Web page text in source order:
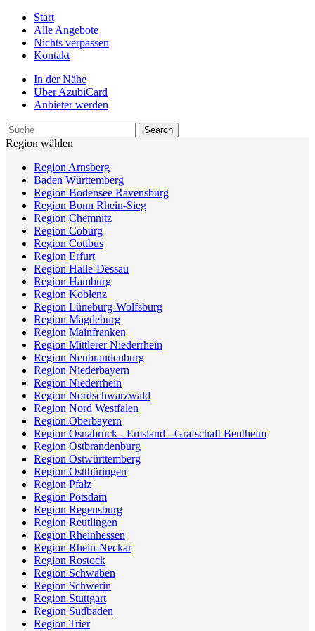
Start
Alle Angebote
Nichts verpassen
Kontakt
In der Nähe
Über AzubiCard
Anbieter werden
Region wählen
Region Arnsberg
Baden Württemberg
Region Bodensee Ravensburg
Region Bonn Rhein-Sieg
Region Chemnitz
Region Coburg
Region Cottbus
Region Erfurt
Region Halle-Dessau
Region Hamburg
Region Koblenz
Region Lüneburg-Wolfsburg
Region Magdeburg
Region Mainfranken
Region Mittlerer Niederrhein
Region Neubrandenburg
Region Niederbayern
Region Niederrhein
Region Nordschwarzwald
Region Nord Westfalen
Region Oberbayern
Region Osnabrück - Emsland - Grafschaft Bentheim
Region Ostbrandenburg
Region Ostwürttemberg
Region Ostthüringen
Region Pfalz
Region Potsdam
Region Regensburg
Region Reutlingen
Region Rheinhessen
Region Rhein-Neckar
Region Rostock
Region Schwaben
Region Schwerin
Region Stuttgart
Region Südbaden
Region Trier